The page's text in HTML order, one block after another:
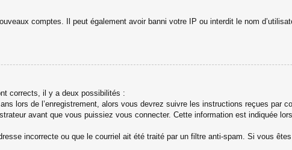
comptes. Il peut également avoir banni votre IP ou interdit le nom
corrects, il y a deux possibilités :
lors de l’enregistrement, alors vous devrez suivre les instructions reçues par
avant que vous puissiez vous connecter. Cette information est indiquée
incorrecte ou que le courriel ait été traité par un filtre anti-spam. Si vous